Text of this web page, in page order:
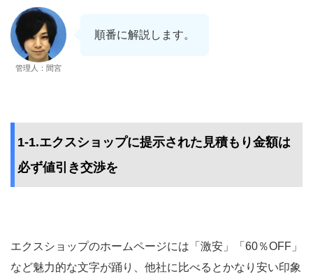
管理人：間宮
順番に解説します。
1-1.エクスショップに提示された見積もり金額は
必ず値引き交渉を
エクスショップのホームページには「激安」「60％OFF」
など魅力的な文字が踊り、他社に比べるとかなり安い印象